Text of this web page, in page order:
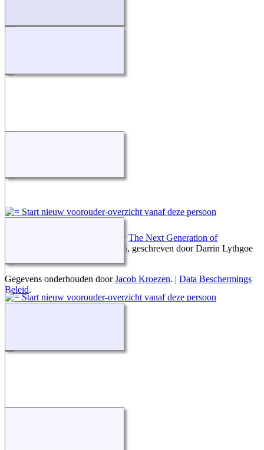
Deze site werd aangemaakt door The Next Generation of
v. 15.0.5, geschreven door Darrin Lythgoe
Gegevens onderhouden doorJacob Kroezen. | Data Beschermings
Beleid.